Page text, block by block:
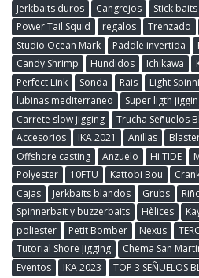
Jerkbaits duros
Cangrejos Stick baits
Power Tail Squid
regalos Trenzado
Studio Ocean Mark
Paddle invertida
Candy Shrimp
Hundidos Ichikawa
Perfect Link
Sonda Rais Light
lubinas mediterraneo
Super ligth
Carrete slow jigging
Trucha Señuelos
Accesorios
IKA 2021 Anillas
Offshore casting
Anzuelo Hi TIDE
Polyester
10FTU Kattobi Bou
Cajas
Jerkbaits blandos Grubs
Spinnerbait y buzzerbaits
Hèlices
poliester
Petit Bomber Nexus
Tutorial Shore Jigging
Chema San
Eventos
IKA 2023
TOP 3 SEÑUELOS